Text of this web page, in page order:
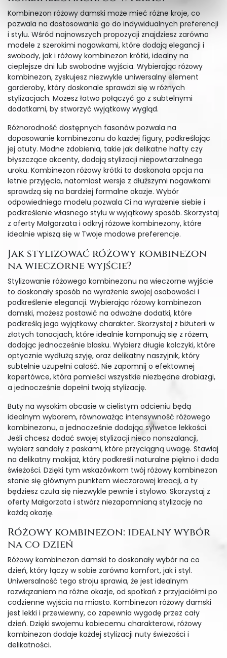
Kombinezon różowy damski może mieć różne kroje, co
pozwala na dostosowanie go do indywidualnych preferencji
i stylu. Wśród najnowszych propozycji znajdziesz zarówno
modele z szerokimi nogawkami, które dodają elegancji i
swobody, jak i różowy kombinezon krótki, idealny na
cieplejsze dni lub swobodne wyjścia. Wybierając różowy
kombinezon, zyskujesz niezwykle uniwersalny element
garderoby, który doskonale sprawdzi się w różnych
stylizacjach. Możesz łatwo połączyć go z subtelnymi
dodatkami, by stworzyć wyjątkowy wygląd.
Różnorodność dostępnych fasonów pozwala na
dopasowanie kombinezonu do każdej figury, podkreślając
jej atuty. Modne zdobienia, takie jak delikatne hafty czy
błyszczące akcenty, dodają stylizacji niepowtarzalnego
uroku. Kombinezon różowy krótki to doskonała opcja na
letnie przyjęcia, natomiast wersje z dłuższymi nogawkami
sprawdzą się na bardziej formalne okazje. Wybór
odpowiedniego modelu pozwala Ci na wyrażenie siebie i
podkreślenie własnego stylu w wyjątkowy sposób. Skorzystaj
z oferty Małgorzata i odkryj różowe kombinezony, które
idealnie wpiszą się w Twoje modowe preferencje.
Jak stylizować różowy kombinezon
na wieczorne wyjście?
Stylizowanie różowego kombinezonu na wieczorne wyjście
to doskonały sposób na wyrażenie swojej osobowości i
podkreślenie elegancji. Wybierając różowy kombinezon
damski, możesz postawić na odważne dodatki, które
podkreślą jego wyjątkowy charakter. Skorzystaj z biżuterii w
złotych tonacjach, które idealnie komponują się z różem,
dodając jednocześnie blasku. Wybierz długie kolczyki, które
optycznie wydłużą szyję, oraz delikatny naszyjnik, który
subtelnie uzupełni całość. Nie zapomnij o efektownej
kopertówce, która pomieści wszystkie niezbędne drobiazgi,
a jednocześnie dopełni twoją stylizację.
Buty na wysokim obcasie w cielistym odcieniu będą
idealnym wyborem, równoważąc intensywność różowego
kombinezonu, a jednocześnie dodając sylwetce lekkości.
Jeśli chcesz dodać swojej stylizacji nieco nonszalancji,
wybierz sandały z paskami, które przyciągną uwagę. Stawiaj
na delikatny makijaż, który podkreśli naturalne piękno i doda
świeżości. Dzięki tym wskazówkom twój różowy kombinezon
stanie się głównym punktem wieczorowej kreacji, a ty
będziesz czuła się niezwykle pewnie i stylowo. Skorzystaj z
oferty Małgorzata i stwórz niezapomnianą stylizację na
każdą okazję.
Różowy kombinezon: idealny wybór
na co dzień
Różowy kombinezon damski to doskonały wybór na co
dzień, który łączy w sobie zarówno komfort, jak i styl.
Uniwersalność tego stroju sprawia, że jest idealnym
rozwiązaniem na różne okazje, od spotkań z przyjaciółmi po
codzienne wyjścia na miasto. Kombinezon różowy damski
jest lekki i przewiewny, co zapewnia wygodę przez cały
dzień. Dzięki swojemu kobiecemu charakterowi, różowy
kombinezon dodaje każdej stylizacji nuty świeżości i
delikatności.